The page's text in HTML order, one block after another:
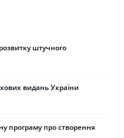
штучного
видань України
програму про створення